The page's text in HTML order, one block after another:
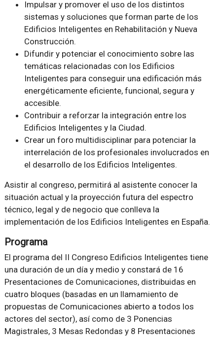
Impulsar y promover el uso de los distintos
sistemas y soluciones que forman parte de los
Edificios Inteligentes en Rehabilitación y Nueva
Construcción.
Difundir y potenciar el conocimiento sobre las
temáticas relacionadas con los Edificios
Inteligentes para conseguir una edificación más
energéticamente eficiente, funcional, segura y
accesible.
Contribuir a reforzar la integración entre los
Edificios Inteligentes y la Ciudad.
Crear un foro multidisciplinar para potenciar la
interrelación de los profesionales involucrados en
el desarrollo de los Edificios Inteligentes.
Asistir al congreso, permitirá al asistente conocer la
situación actual y la proyección futura del espectro
técnico, legal y de negocio que conlleva la
implementación de los Edificios Inteligentes en España.
Programa
El programa del II Congreso Edificios Inteligentes tiene
una duración de un día y medio y constará de 16
Presentaciones de Comunicaciones, distribuidas en
cuatro bloques (basadas en un llamamiento de
propuestas de Comunicaciones abierto a todos los
actores del sector), así como de 3 Ponencias
Magistrales, 3 Mesas Redondas y 8 Presentaciones